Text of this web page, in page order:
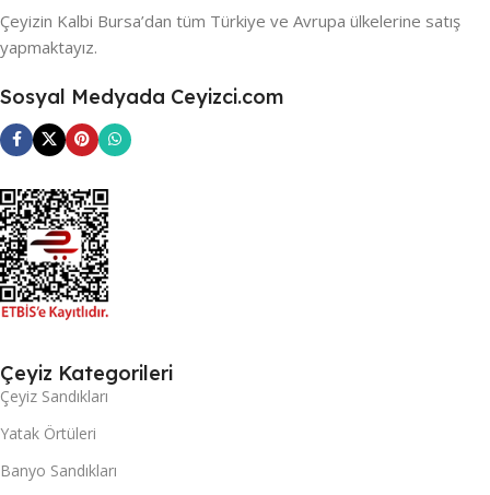
Çeyizin Kalbi Bursa’dan tüm Türkiye ve Avrupa ülkelerine satış
yapmaktayız.
Sosyal Medyada Ceyizci.com
Çeyiz Kategorileri
Çeyiz Sandıkları
Yatak Örtüleri
Banyo Sandıkları